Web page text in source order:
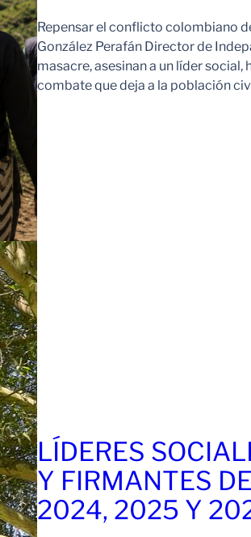
Repensar el conflicto colombiano
González Perafán Director de
masacre, asesinan a un líder
combate que deja a la población
LÍDERES
Y FIRMANTES
2024, 2025 Y